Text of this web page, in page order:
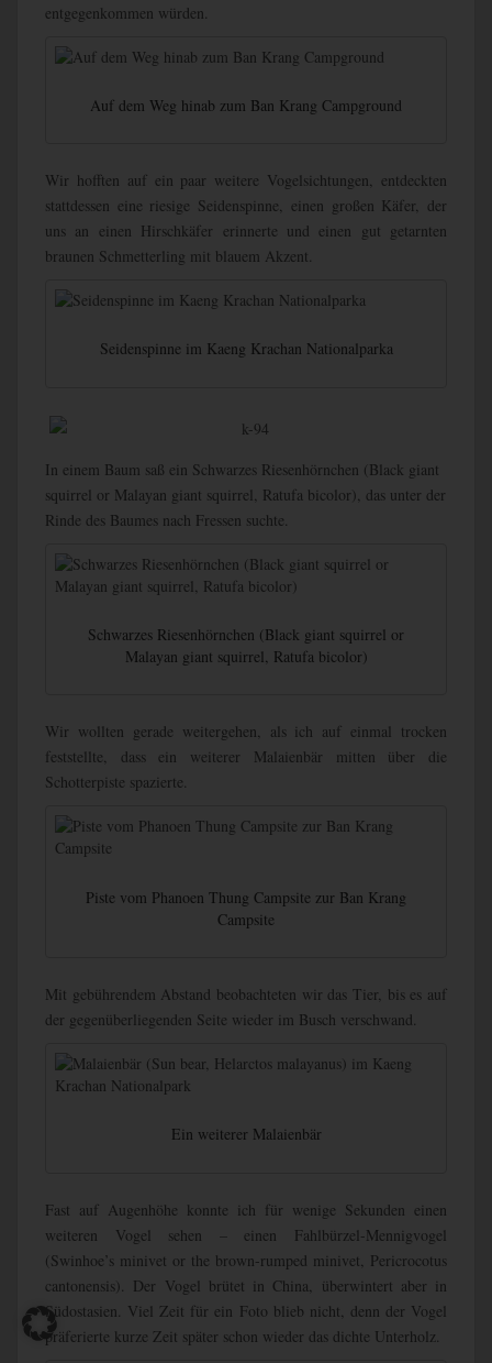
entgegenkommen würden.
Auf dem Weg hinab zum Ban Krang Campground
Wir hofften auf ein paar weitere Vogelsichtungen, entdeckten
stattdessen eine riesige Seidenspinne, einen großen Käfer, der
uns an einen Hirschkäfer erinnerte und einen gut getarnten
braunen Schmetterling mit blauem Akzent.
Seidenspinne im Kaeng Krachan Nationalparka
In einem Baum saß ein Schwarzes Riesenhörnchen (Black giant
squirrel or Malayan giant squirrel, Ratufa bicolor), das unter der
Rinde des Baumes nach Fressen suchte.
Schwarzes Riesenhörnchen (Black giant squirrel or
Malayan giant squirrel, Ratufa bicolor)
Wir wollten gerade weitergehen, als ich auf einmal trocken
feststellte, dass ein weiterer Malaienbär mitten über die
Schotterpiste spazierte.
Piste vom Phanoen Thung Campsite zur Ban Krang
Campsite
Mit gebührendem Abstand beobachteten wir das Tier, bis es auf
der gegenüberliegenden Seite wieder im Busch verschwand.
Ein weiterer Malaienbär
Fast auf Augenhöhe konnte ich für wenige Sekunden einen
weiteren Vogel sehen – einen Fahlbürzel-Mennigvogel
(Swinhoe’s minivet or the brown-rumped minivet, Pericrocotus
cantonensis). Der Vogel brütet in China, überwintert aber in
Südostasien. Viel Zeit für ein Foto blieb nicht, denn der Vogel
präferierte kurze Zeit später schon wieder das dichte Unterholz.